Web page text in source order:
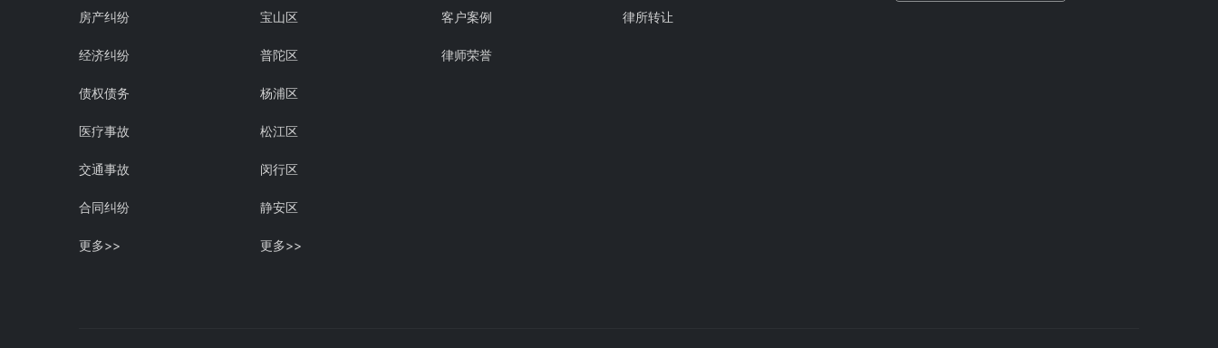
房产纠纷
经济纠纷
债权债务
医疗事故
交通事故
合同纠纷
更多>>
宝山区
普陀区
杨浦区
松江区
闵行区
静安区
更多>>
客户案例
律师荣誉
律所转让